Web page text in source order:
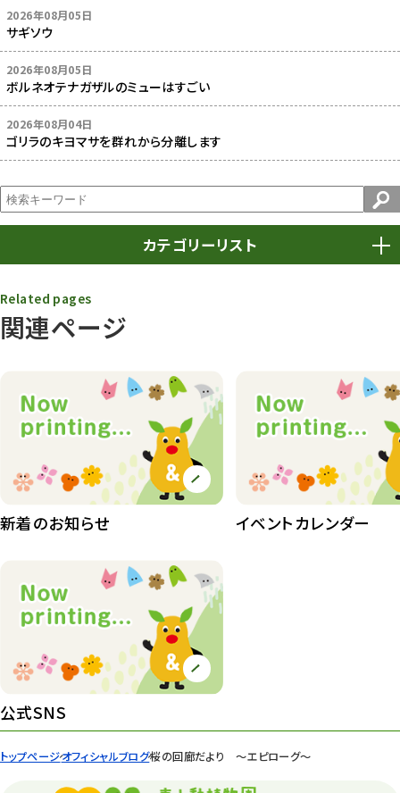
トップページオフィシャルブログ桜の回廊だより 〜エピローグ〜
2026年08月05日
サギソウ
2026年08月05日
ボルネオテナガザルのミューはすごい
2026年08月04日
ゴリラのキヨマサを群れから分離します
カテゴリーリスト
動物園
動物園その他 117
植物園 510
植物たち 407
植物園長の庭
桜情報
紅葉情報
ズーボ
イベント
関連ページ
Related pages
新着のお知らせ イベントカレンダー
公式SNS